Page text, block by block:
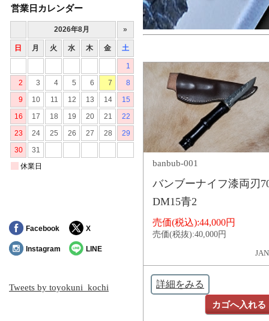
banbub-001
バンブーナイフ漆両刃
DM15青2
売価(税込):44,000円
売価(税抜):40,000円
詳細をみる
カゴへ入れる
営業日カレンダー
Facebook X
Instagram LINE
Tweets by toyokuni_kochi